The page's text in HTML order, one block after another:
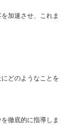
加速させ、これま
どのようなことを
徹底的に指導しま